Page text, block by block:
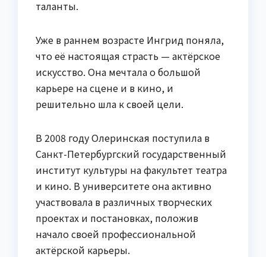
таланты.
Уже в раннем возрасте Ингрид поняла,
что её настоящая страсть — актёрское
искусство. Она мечтала о большой
карьере на сцене и в кино, и
решительно шла к своей цели.
В 2008 году Олеринская поступила в
Санкт-Петербургский государственный
институт культуры на факультет театра
и кино. В университете она активно
участвовала в различных творческих
проектах и постановках, положив
начало своей профессиональной
актёрской карьеры.